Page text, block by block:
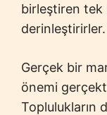
birleştiren tek
derinleştirirler.
Gerçek bir
önemi
Toplulukların